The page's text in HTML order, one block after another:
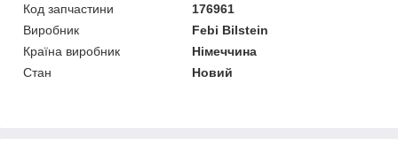
Код запчастини
176961
Виробник
Febi Bilstein
Країна виробник
Німеччина
Стан
Новий